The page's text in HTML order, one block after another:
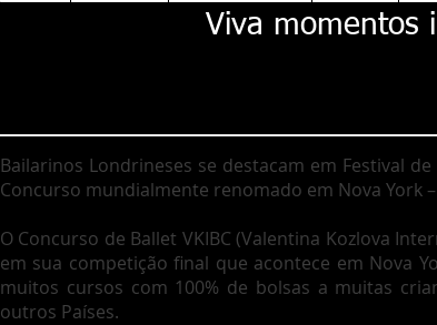
Viva momentos
Bailarinos Londrineses se destacam em Festival
Concurso mundialmente renomado em Nova York –
O Concurso de Ballet VKIBC (Valentina Kozlova
em sua competição final que acontece em Nova
muitos cursos com 100% de bolsas a muitas
outros Países.